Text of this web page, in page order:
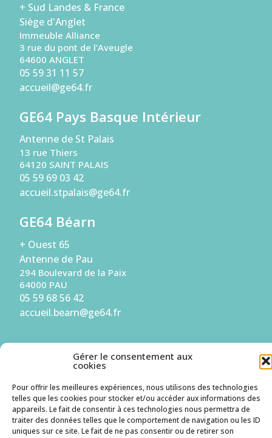
Gérer le consentement aux
cookies
Pour offrir les meilleures expériences, nous utilisons des technologies
telles que les cookies pour stocker et/ou accéder aux informations des
appareils. Le fait de consentir à ces technologies nous permettra de
traiter des données telles que le comportement de navigation ou les ID
uniques sur ce site. Le fait de ne pas consentir ou de retirer son
+ Sud Landes & France
Siège d'Anglet
Immeuble Alliance
3 rue du pont de l’Aveugle
64600 ANGLET
05 59 31 11 57
accueil@ge64.fr
GE64 Pays Basque Intérieur
Antenne de St Palais
13 rue Thiers
64120 SAINT PALAIS
05 59 69 03 42
accueil.stpalais@ge64.fr
GE64 Béarn
+ Ouest 65
Antenne de Pau
294 Boulevard de la Paix
64000 PAU
05 59 68 56 42
accueil.bearn@ge64.fr
S'inscrire à la Newsletter
Je suis un candidat